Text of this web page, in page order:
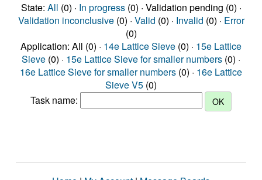
State: All (0) · In progress(0) · Validation pending (0) ·
Validation inconclusive(0) · Valid (0) · Invalid (0) · Error
(0)
Application: All (0) · 14e Lattice Sieve (0) · 15e Lattice
Sieve (0) · 15e Lattice Sieve for smaller numbers (0) ·
16e Lattice Sieve for smaller numbers (0) · 16e Lattice
Sieve V5 (0)
Task name: